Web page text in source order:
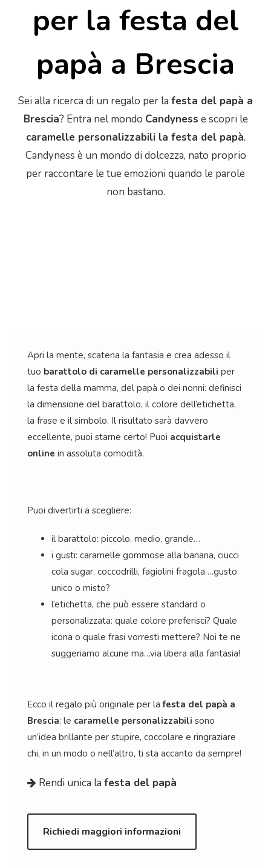
per la festa del
papà a Brescia
Sei alla ricerca di un regalo per la festa del papà a
Brescia? Entra nel mondo Candyness e scopri le
caramelle personalizzabili la festa del papà.
Candyness è un mondo di dolcezza, nato proprio
per raccontare le tue emozioni quando le parole
non bastano.
Apri la mente, scatena la fantasia e crea adesso il
tuo barattolo di caramelle personalizzabili per
la festa della mamma, del papà o dei nonni: definisci
la dimensione del barattolo, il colore dell’etichetta,
la frase e il simbolo. Il risultato sarà davvero
eccellente, puoi starne certo! Puoi acquistarle
online in assoluta comodità.
Puoi divertirti a scegliere:
il barattolo: piccolo, medio, grande…
i gusti: caramelle gommose alla banana, ciucci
cola sugar, coccodrilli, fagiolini fragola….gusto
unico o misto?
l’etichetta, che può essere standard o
personalizzata: quale colore preferisci? Quale
icona o quale frasi vorresti mettere? Noi te ne
suggeriamo alcune ma…via libera alla fantasia!
Ecco il regalo più originale per lafesta del papà a
Brescia: le caramelle personalizzabili sono
un’idea brillante per stupire, coccolare e ringraziare
chi, in un modo o nell’altro, ti sta accanto da sempre!
Rendi unica la festa del papà
Richiedi maggiori informazioni